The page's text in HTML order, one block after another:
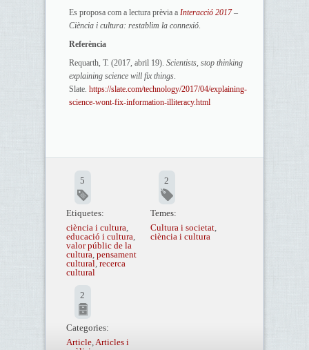
Es proposa com a lectura prèvia a Interacció 2017–
Ciència i cultura: restablim la connexió.
Referència
Requarth, T. (2017, abril 19). Scientists, stop thinking
explaining science will fix things.
Slate. https://slate.com/technology/2017/04/explaining-
science-wont-fix-information-illiteracy.html
5
Etiquetes:
ciència i cultura,
educació i cultura,
valor públic de la
cultura, pensament
cultural, recerca
cultural
2
Temes:
Cultura i societat,
ciència i cultura
2
Categories:
Article,Articles i